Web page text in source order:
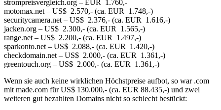
strompreisvergleich.org – EUR 1.760,-
motomax.net – US$ 2.570,- (ca. EUR 1.748,-)
securitycamera.net – US$ 2.376,- (ca. EUR 1.616,-)
jacken.org – US$ 2.300,- (ca. EUR 1.565,-)
range.net – US$ 2.200,- (ca. EUR 1.497,-)
sparkonto.net – US$ 2.088,- (ca. EUR 1.420,-)
checkdomain.net – US$ 2.000,- (ca. EUR 1.361,-)
greentouch.org – US$ 2.000,- (ca. EUR 1.361,-)
Wenn sie auch keine wirklichen Höchstpreise aufbot, so war .com
mit made.com für US$ 130.000,- (ca. EUR 88.435,-) und zwei
weiteren gut bezahlten Domains nicht so schlecht bestückt: